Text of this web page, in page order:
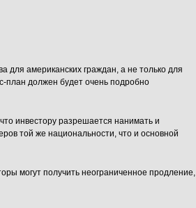
для американских граждан, а не только для
план должен будет очень подробно
инвестору разрешается нанимать и
той же национальности, что и основной
могут получить неограниченное продление,